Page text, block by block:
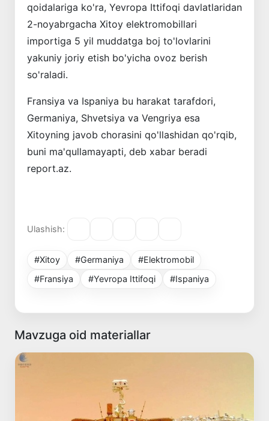
qoidalariga ko'ra, Yevropa Ittifoqi davlatlaridan
2-noyabrgacha Xitoy elektromobillari
importiga 5 yil muddatga boj to'lovlarini
yakuniy joriy etish bo'yicha ovoz berish
so'raladi.
Fransiya va Ispaniya bu harakat tarafdori,
Germaniya, Shvetsiya va Vengriya esa
Xitoyning javob chorasini qo'llashidan qo'rqib,
buni ma'qullamayapti, deb xabar beradi
report.az.
Ulashish:
#Xitoy #Germaniya
#Elektromobil
#Fransiya
#Yevropa Ittifoqi #Ispaniya
Mavzuga oid materiallar